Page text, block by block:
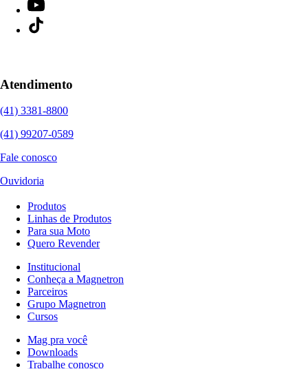
Atendimento
(41) 3381-8800
(41) 99207-0589
Fale conosco
Ouvidoria
Produtos
Linhas de Produtos
Para sua Moto
Quero Revender
Institucional
Conheça a Magnetron
Parceiros
Grupo Magnetron
Cursos
Mag pra você
Downloads
Trabalhe conosco